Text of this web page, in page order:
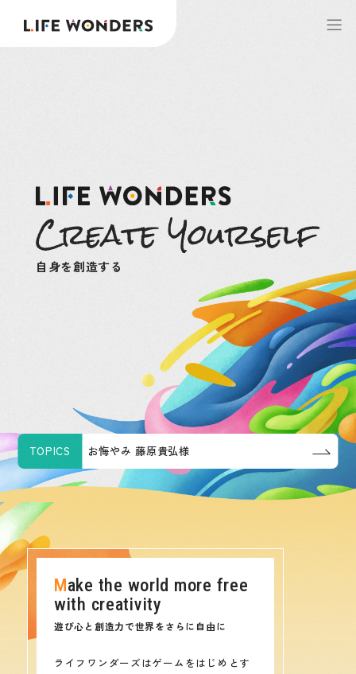
自身を創造する
TOPICS お悔やみ 藤原貴弘様
Make the world more free
with creativity
遊び心と創造力で世界をさらに自由に
ライフワンダーズはゲームをはじめとす